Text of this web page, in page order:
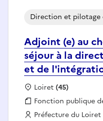
Adjoint (e) au
séjour à la
et de
Direction et pilotage
Localisation :
Loiret(45)
Fonction publique :
Fonction publique
Employeur :
Préfecture du Loiret